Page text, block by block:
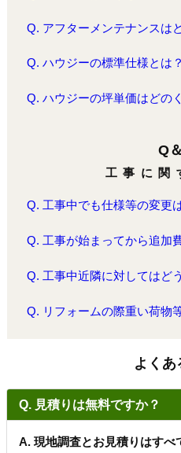
Q. アフターメンテナンスは
Q. ハウジーの標準仕様とは？
Q. ハウジーの坪単価はどの
Q
工事に関
Q. 工事中でも仕様等の変更
Q. 工事が始まってから追加
Q. 工事中近隣に対してはど
Q. リフォームの際重い荷物
よくあ
Q. 見積りは無料ですか？
A. 現地調査とお見積りはすべ